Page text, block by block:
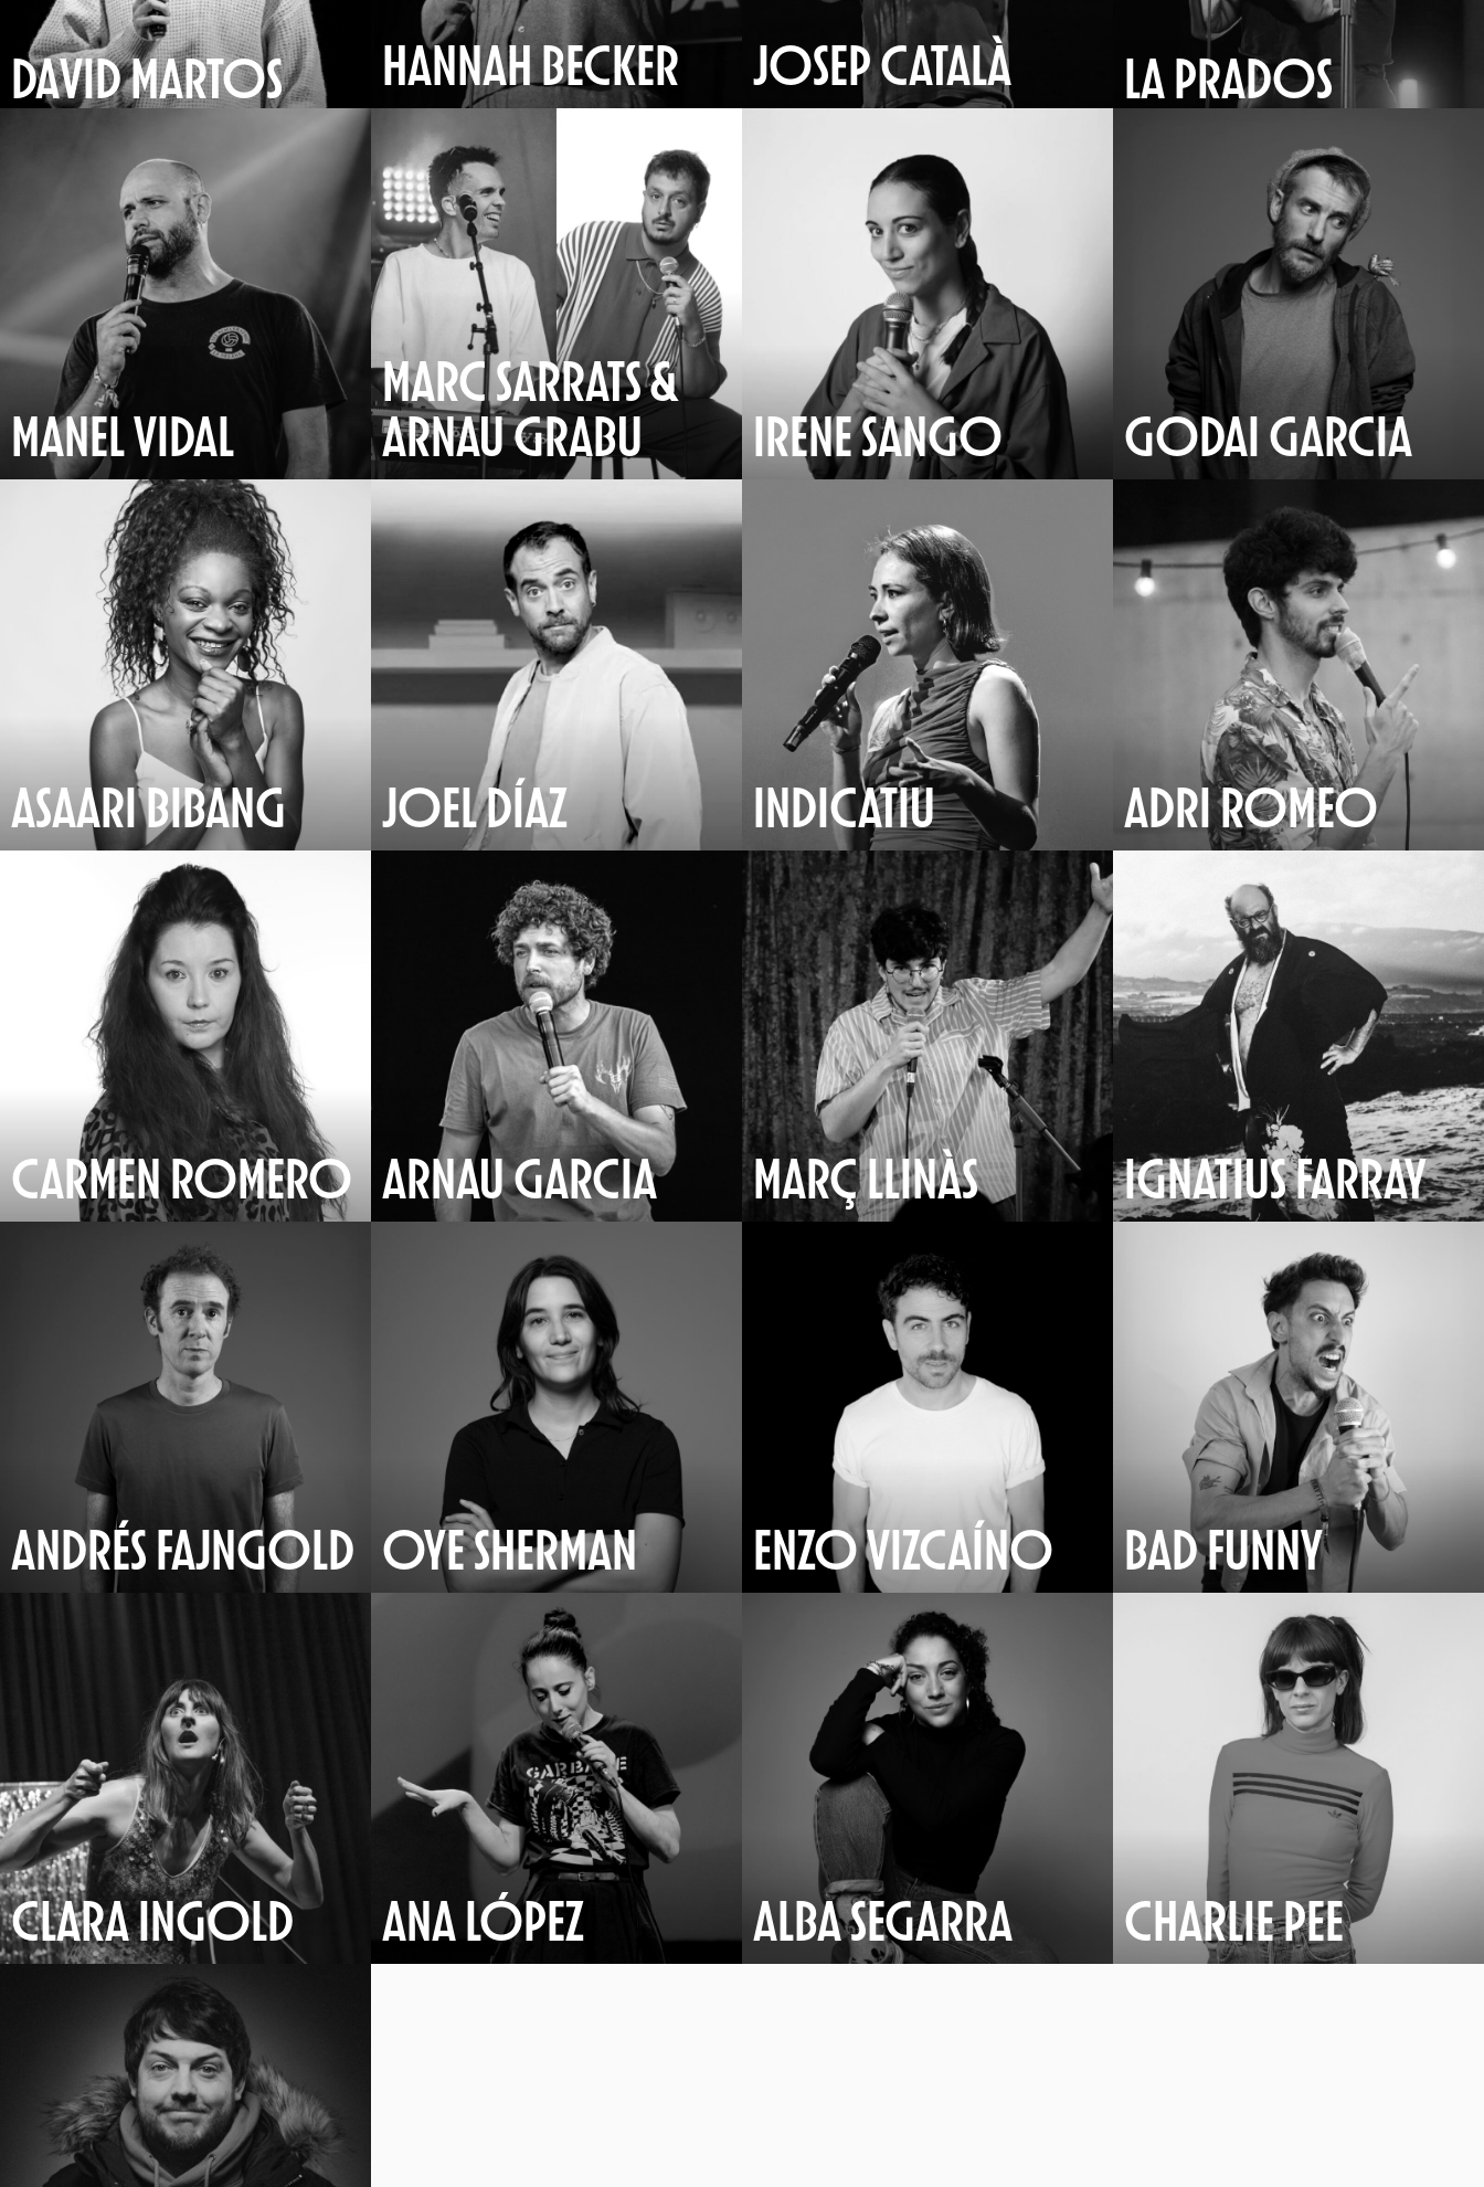
DAVID MARTOS HANNAH BECKER JOSEP CATALÀ LA PRADOS
MANEL VIDAL
MARC SARRATS &
ARNAU GRABU
IRENE SANGO GODAI GARCIA
ASAARI BIBANG JOEL DÍAZ INDICATIU ADRI ROMEO
CARMEN ROMERO ARNAU GARCIA MARÇ LLINÀS IGNATIUS FARRAY
ANDRÉS FAJNGOLD OYE SHERMAN ENZO VIZCAÍNO BAD FUNNY
CLARA INGOLD ANA LÓPEZ ALBA SEGARRA CHARLIE PEE